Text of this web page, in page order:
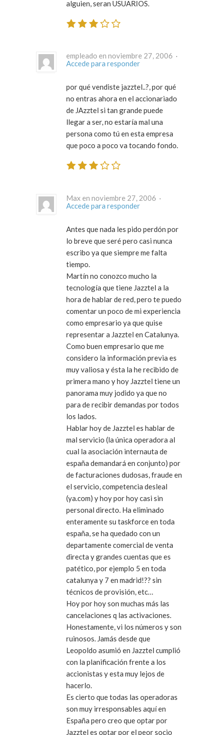
alguien, seran USUARIOS.
empleado en noviembre 27, 2006 ·
Accede para responder
por qué vendiste jazztel..?, por qué
no entras ahora en el accionariado
de JAzztel si tan grande puede
llegar a ser, no estaría mal una
persona como tú en esta empresa
que poco a poco va tocando fondo.
Max en noviembre 27, 2006 ·
Accede para responder
Antes que nada les pido perdón por
lo breve que seré pero casi nunca
escribo ya que siempre me falta
tiempo.
Martín no conozco mucho la
tecnología que tiene Jazztel a la
hora de hablar de red, pero te puedo
comentar un poco de mi experiencia
como empresario ya que quise
representar a Jazztel en Catalunya.
Como buen empresario que me
considero la información previa es
muy valiosa y ésta la he recibido de
primera mano y hoy Jazztel tiene un
panorama muy jodido ya que no
para de recibir demandas por todos
los lados.
Hablar hoy de Jazztel es hablar de
mal servicio (la única operadora al
cual la asociación internauta de
españa demandará en conjunto) por
de facturaciones dudosas, fraude en
el servicio, competencia desleal
(ya.com) y hoy por hoy casi sin
personal directo. Ha eliminado
enteramente su taskforce en toda
españa, se ha quedado con un
departamente comercial de venta
directa y grandes cuentas que es
patético, por ejemplo 5 en toda
catalunya y 7 en madrid!?? sin
técnicos de provisión, etc…
Hoy por hoy son muchas más las
cancelaciones q las activaciones.
Honestamente, vi los números y son
ruinosos. Jamás desde que
Leopoldo asumió en Jazztel cumplió
con la planificación frente a los
accionistas y esta muy lejos de
hacerlo.
Es cierto que todas las operadoras
son muy irresponsables aquí en
España pero creo que optar por
Jazztel es optar por el peor socio